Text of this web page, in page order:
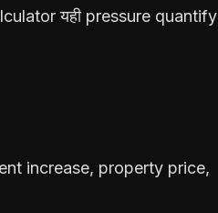
यही pressure quantify
increase, property price,